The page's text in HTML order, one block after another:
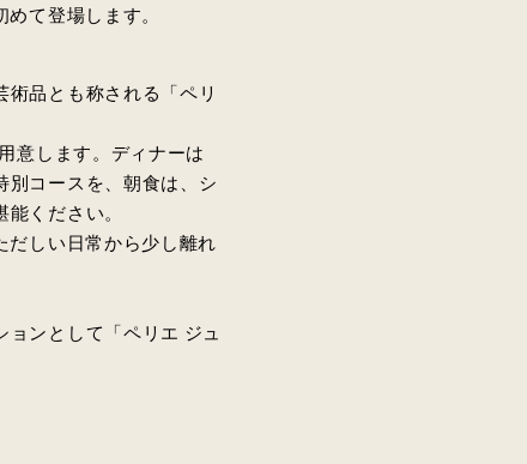
て登場します。
品とも称される「ペリ
意します。ディナーは
別コースを、朝食は、シ
ください。
だしい日常から少し離れ
ンとして「ペリエ ジュ